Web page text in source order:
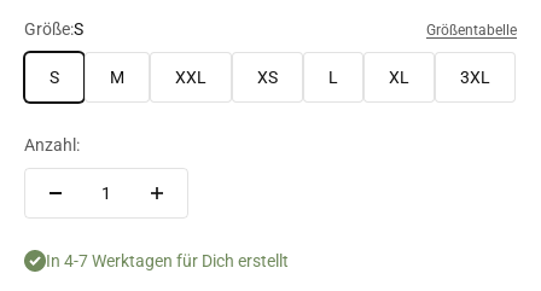
Größe:S Größentabelle
S M XXL XS L XL 3XL
Anzahl:
In 4-7 Werktagen für Dich erstellt